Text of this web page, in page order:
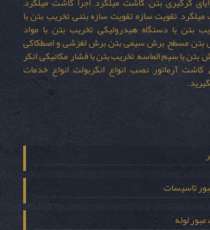
تقویت سازه, تقویت سازه بتنی, تخریب بتن با
بتن با دستگاه هیدرولیکی, تخریب بتن با مواد
بتن مسطح, برش سیمی بتن, برش لغزشی و اصطکاکی
بتن با سیم الماسه, تخریب بتن با فشار مکانیکی, انکر
آرماتور, نصب انواع انکربولت, انواع خدمات
تاسیسات
لوله